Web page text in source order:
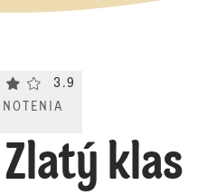
Current rating 3.9. Click to rate.
3.9
klas